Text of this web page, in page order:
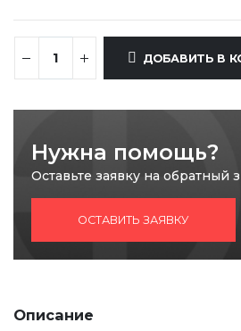
ДОБАВИТЬ В
Нужна помощь?
Оставьте заявку на обратный
ОСТАВИТЬ ЗАЯВКУ
Описание